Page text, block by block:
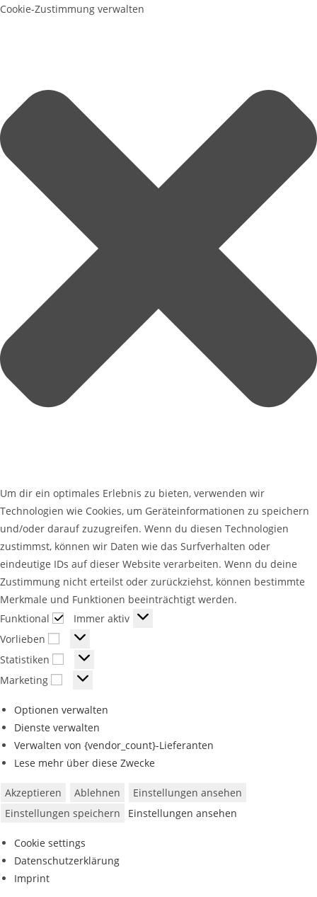
Cookie-Zustimmung verwalten
Um dir ein optimales Erlebnis zu bieten, verwenden wir
Technologien wie Cookies, um Geräteinformationen zu speichern
und/oder darauf zuzugreifen. Wenn du diesen Technologien
zustimmst, können wir Daten wie das Surfverhalten oder
eindeutige IDs auf dieser Website verarbeiten. Wenn du deine
Zustimmung nicht erteilst oder zurückziehst, können bestimmte
Merkmale und Funktionen beeinträchtigt werden.
Funktional
Immer aktiv
Vorlieben
Statistiken
Marketing
Optionen verwalten
Dienste verwalten
Verwalten von {vendor_count}-Lieferanten
Lese mehr über diese Zwecke
Akzeptieren Ablehnen
Einstellungen ansehen
Einstellungen speichern
Einstellungen ansehen
Cookie settings
Datenschutzerklärung
Imprint